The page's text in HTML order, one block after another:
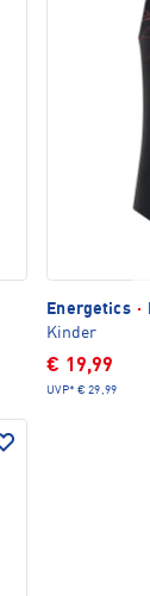
Energetics ·
Kinder
€ 19,99
UVP* € 29,99